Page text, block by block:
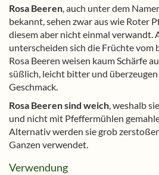
Rosa Beeren, auch unter dem
bekannt, sehen zwar aus wie Roter
diesem aber nicht einmal verwandt.
unterscheiden sich die Früchte vom
Rosa Beeren weisen kaum Schärfe
süßlich, leicht bitter und
Geschmack.
Rosa Beeren sind weich, weshalb
und nicht mit Pfeffermühlen
Alternativ werden sie grob
Ganzen verwendet.
Verwendung